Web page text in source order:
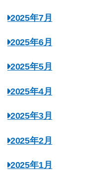
2025年7月
2025年6月
2025年5月
2025年4月
2025年3月
2025年2月
2025年1月